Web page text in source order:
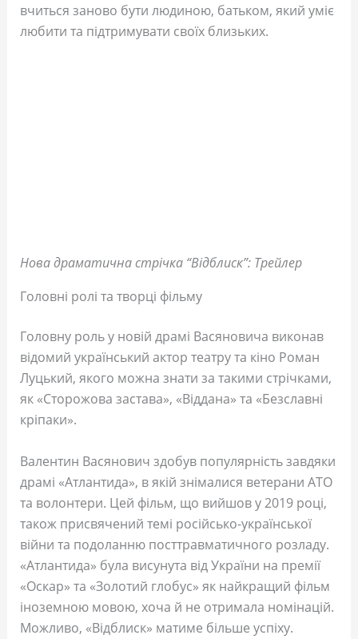
вчиться заново бути людиною, батьком, який уміє
любити та підтримувати своїх близьких.
Нова драматична стрічка “Відблиск”: Трейлер
Головні ролі та творці фільму
Головну роль у новій драмі Васяновича виконав
відомий український актор театру та кіно Роман
Луцький, якого можна знати за такими стрічками,
як «Сторожова застава», «Віддана» та «Безславні
кріпаки».
Валентин Васянович здобув популярність завдяки
драмі «Атлантида», в якій знімалися ветерани АТО
та волонтери. Цей фільм, що вийшов у 2019 році,
також присвячений темі російсько-української
війни та подоланню посттравматичного розладу.
«Атлантида» була висунута від України на премії
«Оскар» та «Золотий глобус» як найкращий фільм
іноземною мовою, хоча й не отримала номінацій.
Можливо, «Відблиск» матиме більше успіху.